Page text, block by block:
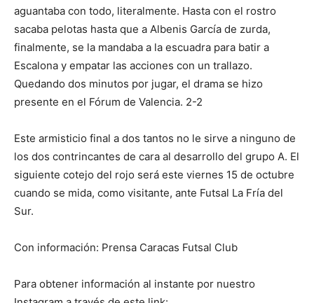
aguantaba con todo, literalmente. Hasta con el rostro
sacaba pelotas hasta que a Albenis García de zurda,
finalmente, se la mandaba a la escuadra para batir a
Escalona y empatar las acciones con un trallazo.
Quedando dos minutos por jugar, el drama se hizo
presente en el Fórum de Valencia. 2-2
Este armisticio final a dos tantos no le sirve a ninguno de
los dos contrincantes de cara al desarrollo del grupo A. El
siguiente cotejo del rojo será este viernes 15 de octubre
cuando se mida, como visitante, ante Futsal La Fría del
Sur.
Con información: Prensa Caracas Futsal Club
Para obtener información al instante por nuestro